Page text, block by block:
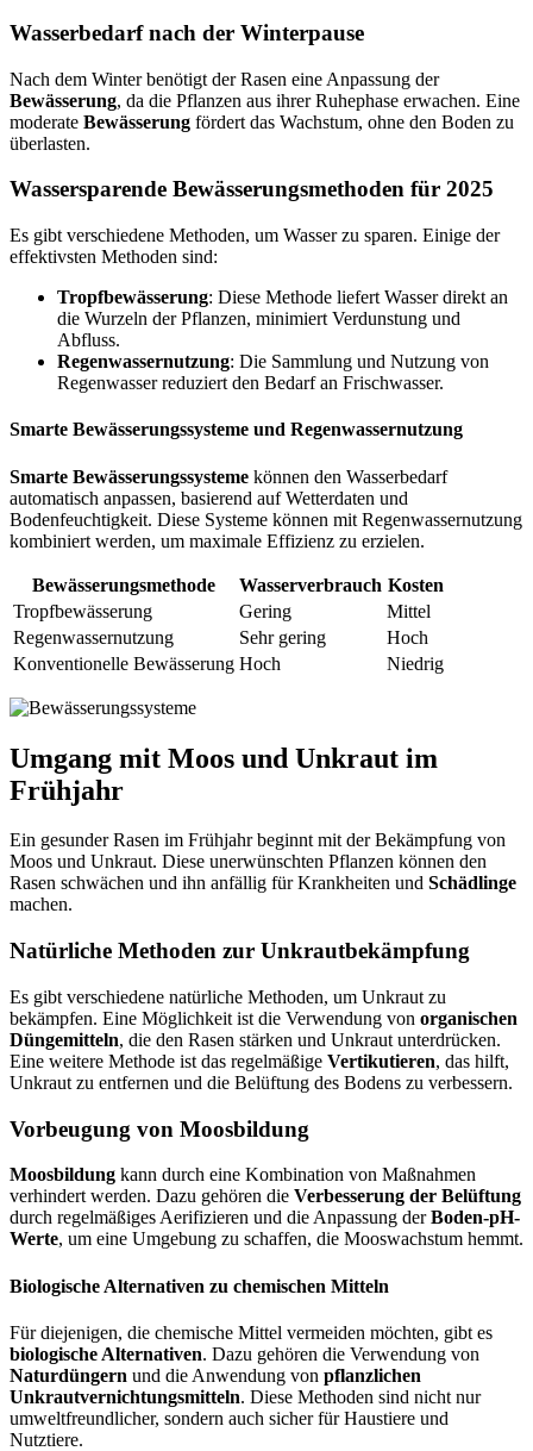
Wasserbedarf nach der Winterpause
Nach dem Winter benötigt der Rasen eine Anpassung der
Bewässerung, da die Pflanzen aus ihrer Ruhephase erwachen. Eine
moderate Bewässerung fördert das Wachstum, ohne den Boden zu
überlasten.
Wassersparende Bewässerungsmethoden für 2025
Es gibt verschiedene Methoden, um Wasser zu sparen. Einige der
effektivsten Methoden sind:
Tropfbewässerung: Diese Methode liefert Wasser direkt an
die Wurzeln der Pflanzen, minimiert Verdunstung und
Abfluss.
Regenwassernutzung: Die Sammlung und Nutzung von
Regenwasser reduziert den Bedarf an Frischwasser.
Smarte Bewässerungssysteme und Regenwassernutzung
Smarte Bewässerungssysteme können den Wasserbedarf
automatisch anpassen, basierend auf Wetterdaten und
Bodenfeuchtigkeit. Diese Systeme können mit Regenwassernutzung
kombiniert werden, um maximale Effizienz zu erzielen.
Bewässerungsmethode Wasserverbrauch Kosten
Tropfbewässerung
Gering
Mittel
Regenwassernutzung
Sehr gering
Hoch
Konventionelle Bewässerung Hoch Niedrig
Umgang mit Moos und Unkraut im
Frühjahr
Ein gesunder Rasen im Frühjahr beginnt mit der Bekämpfung von
Moos und Unkraut. Diese unerwünschten Pflanzen können den
Rasen schwächen und ihn anfällig für Krankheiten und Schädlinge
machen.
Natürliche Methoden zur Unkrautbekämpfung
Es gibt verschiedene natürliche Methoden, um Unkraut zu
bekämpfen. Eine Möglichkeit ist die Verwendung von organischen
Düngemitteln, die den Rasen stärken und Unkraut unterdrücken.
Eine weitere Methode ist das regelmäßige Vertikutieren, das hilft,
Unkraut zu entfernen und die Belüftung des Bodens zu verbessern.
Vorbeugung von Moosbildung
Moosbildung kann durch eine Kombination von Maßnahmen
verhindert werden. Dazu gehören die Verbesserung der Belüftung
durch regelmäßiges Aerifizieren und die Anpassung derBoden-pH-
Werte, um eine Umgebung zu schaffen, die Mooswachstum hemmt.
Biologische Alternativen zu chemischen Mitteln
Für diejenigen, die chemische Mittel vermeiden möchten, gibt es
biologische Alternativen. Dazu gehören die Verwendung von
Naturdüngern und die Anwendung von pflanzlichen
Unkrautvernichtungsmitteln. Diese Methoden sind nicht nur
umweltfreundlicher, sondern auch sicher für Haustiere und
Nutztiere.